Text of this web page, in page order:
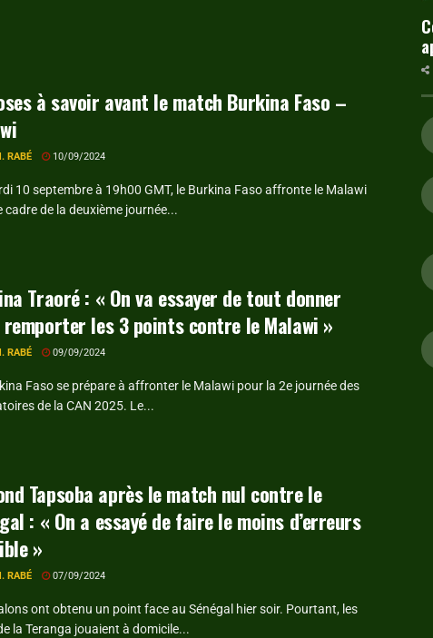
à savoir avant le match Burkina Faso –
RABÉ 10/09/2024
10 septembre à 19h00 GMT, le Burkina Faso affronte le Malawi
cadre de la deuxième journée...
Traoré : « On va essayer de tout donner
les 3 points contre le Malawi »
RABÉ 09/09/2024
Faso se prépare à affronter le Malawi pour la 2e journée des
de la CAN 2025. Le...
Tapsoba après le match nul contre le
: « On a essayé de faire le moins d’erreurs
»
RABÉ 07/09/2024
ont obtenu un point face au Sénégal hier soir. Pourtant, les
la Teranga jouaient à domicile...